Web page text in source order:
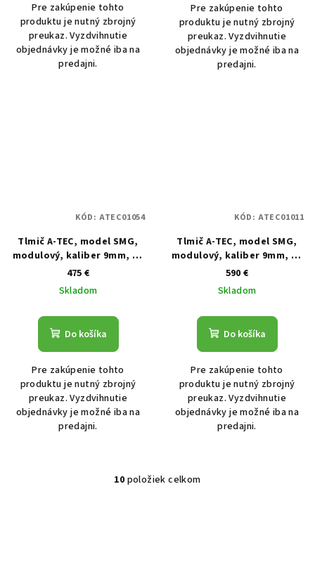
Pre zakúpenie tohto
produktu je nutný zbrojný
preukaz. Vyzdvihnutie
objednávky je možné iba na
predajni.
Pre zakúpenie tohto
produktu je nutný zbrojný
preukaz. Vyzdvihnutie
objednávky je možné iba na
predajni.
Tlmič A-TEC, model SMG,
modulový, kaliber 9mm, na
závit 1/2˝-28 UNEF
475 €
Skladom
Do košíka
Pre zakúpenie tohto
produktu je nutný zbrojný
preukaz. Vyzdvihnutie
objednávky je možné iba na
predajni.
KÓD: ATEC01054
Tlmič A-TEC, model SMG,
modulový, kaliber 9mm, na
závit so západkou CZ
Scorpion EVO3 S1
590 €
Skladom
Do košíka
Pre zakúpenie tohto
produktu je nutný zbrojný
preukaz. Vyzdvihnutie
objednávky je možné iba na
predajni.
KÓD: ATEC01011
Ovládacie prvky výpisu
10 položiek celkom